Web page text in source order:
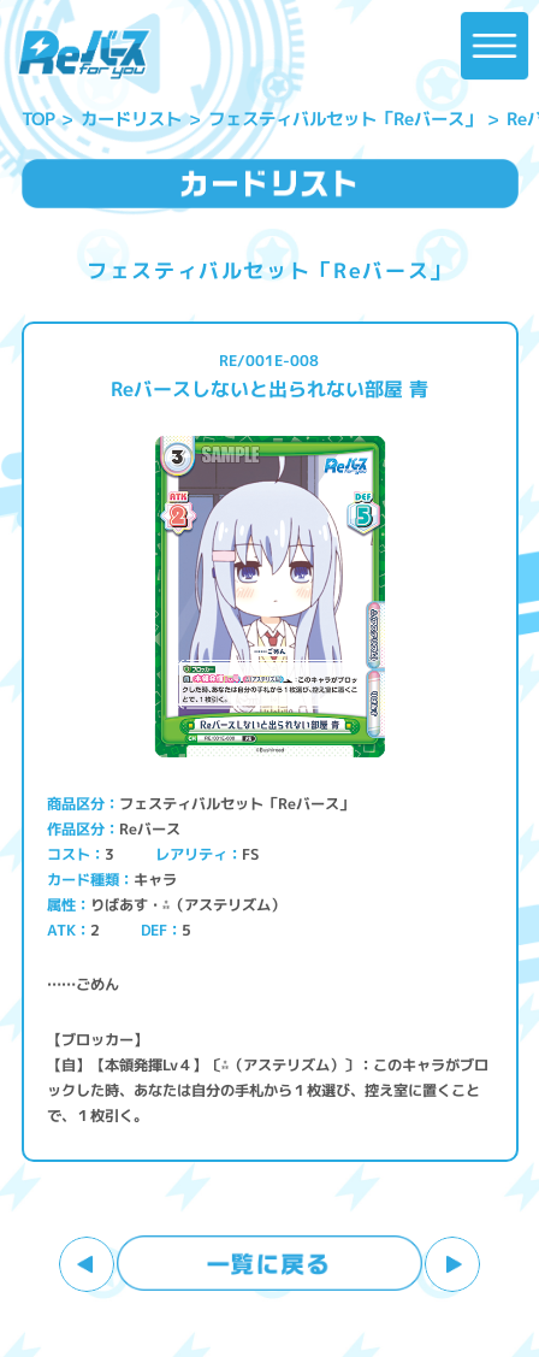
TOP カードリスト フェスティバルセット「Reバース」 Re
フェスティバルセット「Reバース」
RE/001E-008
Reバースしないと出られない部屋 青
商品区分 フェスティバルセット「Reバース」
作品区分 Reバース
コスト 3 レアリティ FS
カード種類 キャラ
属性 りばあす・⁂（アステリズム）
ATK 2 DEF 5
……ごめん
【ブロッカー】
【自】【本領発揮Lv４】〔⁂（アステリズム）〕：このキャラがブロ
ックした時、あなたは自分の手札から１枚選び、控え室に置くこと
で、１枚引く。